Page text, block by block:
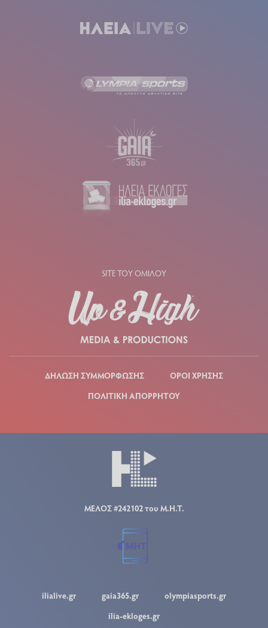
SITE ΤΟΥ ΟΜΙΛΟΥ
ΔΗΛΩΣΗ ΣΥΜΜΟΡΦΩΣΗΣ
ΟΡΟΙ ΧΡΗΣΗΣ
ΠΟΛΙΤΙΚΗ ΑΠΟΡΡΗΤΟΥ
ΜΕΛΟΣ #242102 του Μ.Η.Τ.
ilialive.gr gaia365.gr
olympiasports.gr
ilia-ekloges.gr